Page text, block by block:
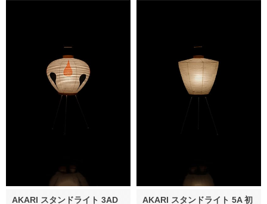
AKARI スタンドライト 3AD
AKARI スタンドライト 5A 初